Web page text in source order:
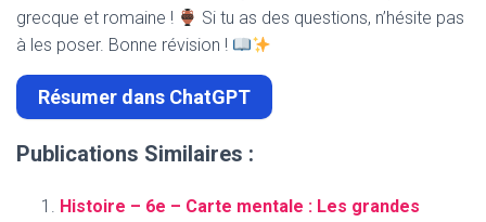
grecque et romaine !
Si tu as des questions, n’hésite pas
à les poser. Bonne révision !
Résumer dans ChatGPT
Publications Similaires :
Histoire – 6e – Carte mentale : Les grandes